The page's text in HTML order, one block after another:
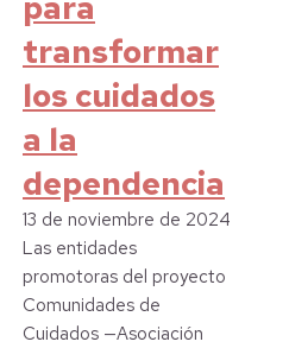
transformar
los cuidados
a la
dependencia
13 de noviembre de 2024
Las entidades
promotoras del proyecto
Comunidades de
Cuidados —Asociación